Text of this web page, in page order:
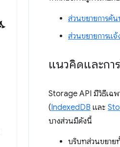
ส่วนขยายการค้น
ส่วนขยายการแจ้
แนวคิดและกา
Storage API มีวิธีเฉ
(IndexedDB และ
บางส่วนมีดังนี้
บริบทส่วนขยาย